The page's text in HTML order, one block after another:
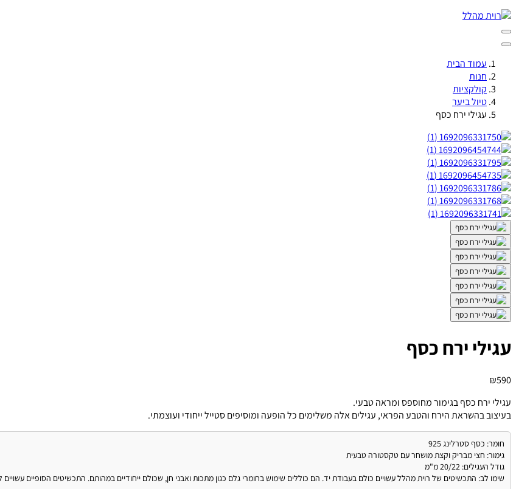
עמוד הבית
חנות
קולקציות
טיול ביער
עגילי ירח כסף
עגילי ירח כסף
₪590
עגילי ירח כסף בגימור מחוספס ומראה טבעי.
בעיצוב בהשראת הירח והטבע הפראי, עגילים אלה משלימים כל הופעה ומוסיפים סטייל ייחודי ועוצמתי.
חומר: כסף סטרלינג 925
גימור: חצי מבריק וקצת מושחר עם טקסטורה טבעית
גודל העגילים: 20/22 מ"מ
שימו לב: התכשיטים של רוית מהלל עשויים כולם בעבודת יד. הם כוללים שימוש בחומרי גלם כגון מתכות ואבני חן, שכולם ייחודיים במהותם. התכשיטים הסופיים